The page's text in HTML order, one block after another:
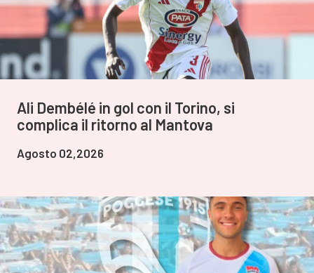
Ali Dembélé in gol con il Torino, si
complica il ritorno al Mantova
Agosto 02,2026